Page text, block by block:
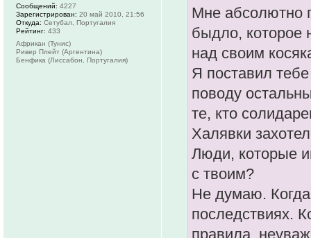
Мне абсолютно
быдло, которое
над своим
Я поставил
поводу
те, кто
Халявки
Люди, которые
с твоим?
Не думаю.
последствиях.
правила,
Сообщений: 4227
Зарегистрирован: 20 май 2010, 21:56
Откуда: Сетубал, Португалия
Рейтинг: 433
Африкан (Тунис)
Ривер Плейт (Аргентина)
Бенфика (Лиссабон, Португалия)